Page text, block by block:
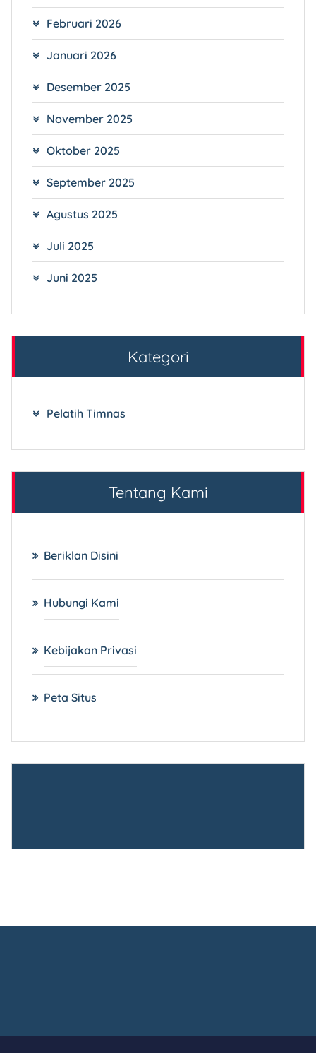
Februari 2026
Januari 2026
Desember 2025
November 2025
Oktober 2025
September 2025
Agustus 2025
Juli 2025
Juni 2025
Kategori
Pelatih Timnas
Tentang Kami
Beriklan Disini
Hubungi Kami
Kebijakan Privasi
Peta Situs